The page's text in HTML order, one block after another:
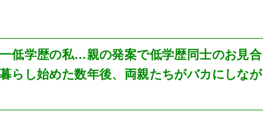
低学歴の私…親の発案で低学歴同士のお見合
らし始めた数年後、両親たちがバカにしなが